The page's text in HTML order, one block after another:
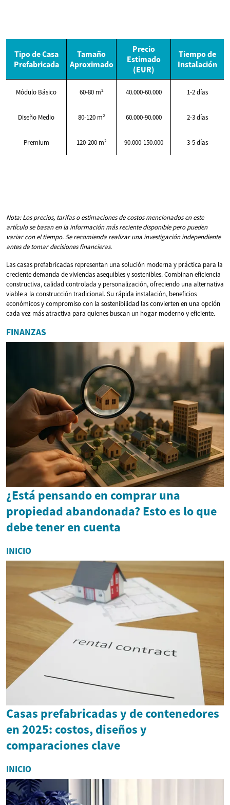
Tipo de Casa
Prefabricada
Tamaño
Aproximado
Precio
Estimado
(EUR)
Tiempo de
Instalación
Módulo Básico 60-80 m² 40.000-60.000 1-2 días
Diseño Medio 80-120 m² 60.000-90.000 2-3 días
Premium 120-200 m² 90.000-150.000 3-5 días
Nota: Los precios, tarifas o estimaciones de costos mencionados en este
artículo se basan en la información más reciente disponible pero pueden
variar con el tiempo. Se recomienda realizar una investigación independiente
antes de tomar decisiones financieras.
Las casas prefabricadas representan una solución moderna y práctica para la
creciente demanda de viviendas asequibles y sostenibles. Combinan eficiencia
constructiva, calidad controlada y personalización, ofreciendo una alternativa
viable a la construcción tradicional. Su rápida instalación, beneficios
económicos y compromiso con la sostenibilidad las convierten en una opción
cada vez más atractiva para quienes buscan un hogar moderno y eficiente.
FINANZAS
¿Está pensando en comprar una
propiedad abandonada? Esto es lo que
debe tener en cuenta
INICIO
Casas prefabricadas y de contenedores
en 2025: costos, diseños y
comparaciones clave
INICIO